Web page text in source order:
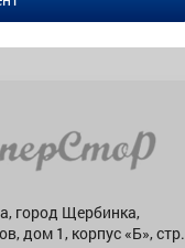
город Щербинка,
дом 1, корпус «Б», стр.